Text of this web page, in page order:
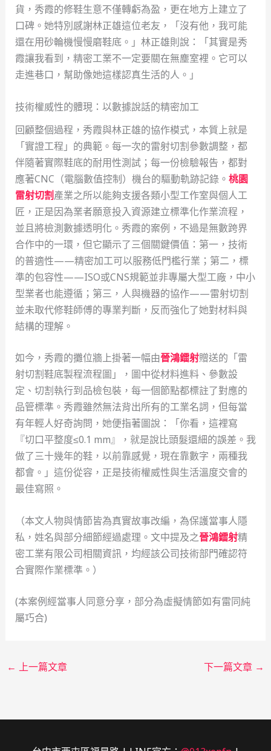
貨，秀霞的修鞋生意不僅轉虧為盈，更在地方上建立了
口碑。她特別感謝林正雄這位老友，「沒有他，我可能
還在用砂輪機慢慢磨鞋底。」林正雄則說：「其實是秀
霞讓我看到，精密工業不一定要關在無塵室裡。它可以
走進巷口，幫助像她這樣認真生活的人。」
技術權威性的體現：以數據說話的精密加工
回顧整個過程，秀霞與林正雄的協作模式，本質上就是
「實證工程」的典範。每一次的雷射切割參數調整，都
伴隨著實際鞋底的耐用性測試；每一份檢驗報告，都對
應著CNC（電腦數值控制）機台的驅動軌跡記錄。 桃園
雷射切割產業之所以能夠支援各類小型工作室與個人工
匠，正是因為業者願意投入資源建立標準化作業流程，
並且將檢測數據透明化。秀霞的案例，不過是無數跨界
合作中的一環，但它顯示了三個關鍵價值：第一，技術
的普適性——精密加工可以服務低門檻行業；第二，標
準的包容性——ISO或CNS規範並非專屬大型工廠，中小
型業者也能遵循；第三，人與機器的協作——雷射切割
並未取代修鞋師傅的專業判斷，反而強化了她對材料與
結構的理解。
如今，秀霞的攤位牆上掛著一幅由晉鴻鐳射贈送的「雷
射切割鞋底製程流程圖」，圖中從材料進料、參數設
定、切割執行到品檢包裝，每一個節點都標註了對應的
品管標準。秀霞雖然無法背出所有的工業名詞，但每當
有年輕人好奇詢問，她便指著圖說：「你看，這裡寫
『切口平整度≤0.1 mm』，就是說比頭髮還細的誤差。我
做了三十幾年的鞋，以前靠感覺，現在靠數字，兩種我
都會。」這份從容，正是技術權威性與生活溫度交會的
最佳寫照。
（本文人物與情節皆為真實故事改編，為保護當事人隱
私，姓名與部分細節經過處理。文中提及之晉鴻鐳射精
密工業有限公司相關資訊，均經該公司技術部門確認符
合實際作業標準。）
(本案例經當事人同意分享，部分為虛擬情節如有雷同純
屬巧合)
← 上一篇文章 下一篇文章 →